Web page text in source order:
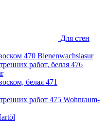
Для стен
470 Bienenwachslasur
работ, белая 476
белая 471
работ 475 Wohnraum-